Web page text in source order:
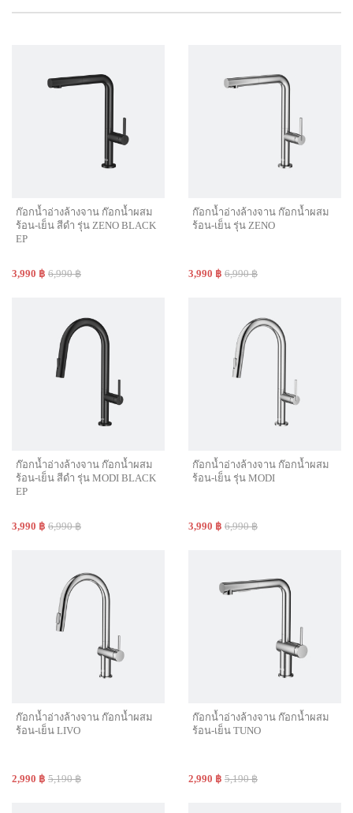
ก๊อกน้ำอ่างล้างจาน ก๊อกน้ำผสม
ร้อน-เย็น สีดำ รุ่น ZENO BLACK
EP
3,990 ฿ 6,990 ฿
ก๊อกน้ำอ่างล้างจาน ก๊อกน้ำผสม
ร้อน-เย็น รุ่น ZENO
3,990 ฿ 6,990 ฿
ก๊อกน้ำอ่างล้างจาน ก๊อกน้ำผสม
ร้อน-เย็น สีดำ รุ่น MODI BLACK
EP
3,990 ฿ 6,990 ฿
ก๊อกน้ำอ่างล้างจาน ก๊อกน้ำผสม
ร้อน-เย็น รุ่น MODI
3,990 ฿ 6,990 ฿
ก๊อกน้ำอ่างล้างจาน ก๊อกน้ำผสม
ร้อน-เย็น LIVO
2,990 ฿ 5,190 ฿
ก๊อกน้ำอ่างล้างจาน ก๊อกน้ำผสม
ร้อน-เย็น TUNO
2,990 ฿ 5,190 ฿